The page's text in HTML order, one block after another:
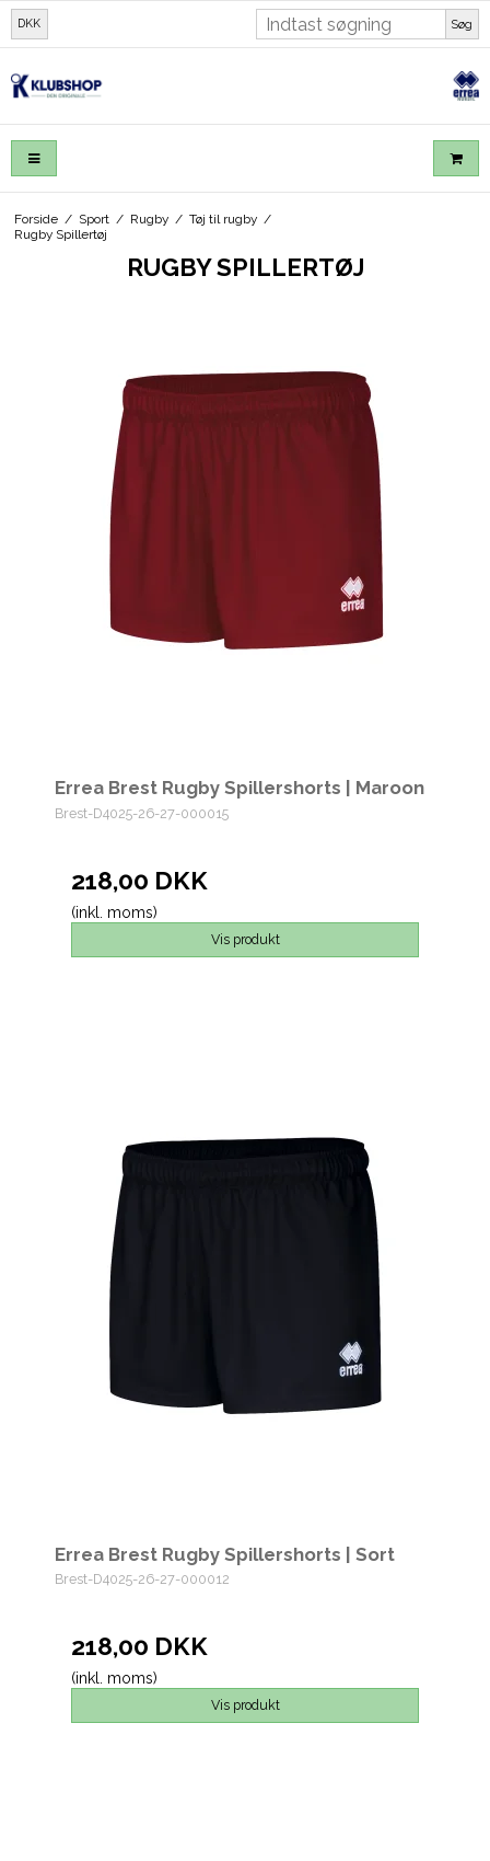
DKK Søg
Forside / Sport / Rugby / Tøj til rugby /
Rugby Spillertøj
RUGBY SPILLERTØJ
Errea Brest Rugby Spillershorts | Maroon
Brest-D4025-26-27-000015
218,00 DKK
(inkl. moms)
Vis produkt
Errea Brest Rugby Spillershorts | Sort
Brest-D4025-26-27-000012
218,00 DKK
(inkl. moms)
Vis produkt